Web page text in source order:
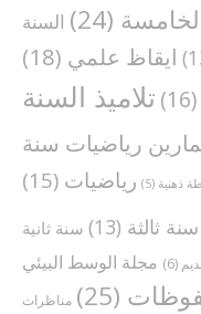
(24)
السنة
ايقاظ علمي (18)
(16)
تلاميذ السنة
رياضيات سنة
ذهنية (5) رياضيات (15)
سنة ثالثة (13)
سنة ثانية
(6)
مجلة الوسط البيئي
(25)
مناظرات